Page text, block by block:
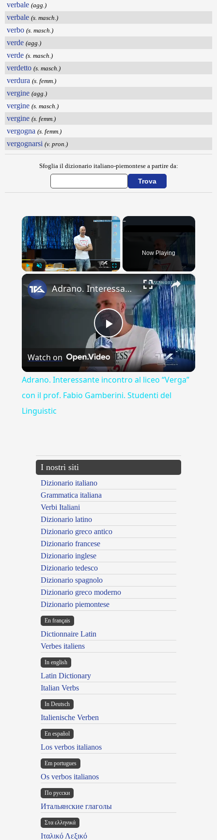
verbale (agg.)
verbale (s. masch.)
verbo (s. masch.)
verde (agg.)
verde (s. masch.)
verdetto (s. masch.)
verdura (s. femm.)
vergine (agg.)
vergine (s. masch.)
vergine (s. femm.)
vergogna (s. femm.)
vergognarsi (v. pron.)
Sfoglia il dizionario italiano-piemontese a partire da:
×
Now Playing
×
Play
Video
Adrano. Interessante incontro al liceo “Verga” con il prof. Fabio Gamberini. Studenti del Linguistic
Watch on
Adrano. Interessante incontro al liceo “Verga”
con il prof. Fabio Gamberini. Studenti del
Linguistic
I nostri siti
Dizionario italiano
Grammatica italiana
Verbi Italiani
Dizionario latino
Dizionario greco antico
Dizionario francese
Dizionario inglese
Dizionario tedesco
Dizionario spagnolo
Dizionario greco moderno
Dizionario piemontese
En français
Dictionnaire Latin
Verbes italiens
In english
Latin Dictionary
Italian Verbs
In Deutsch
Italienische Verben
En español
Los verbos italianos
Em portugues
Os verbos italianos
По русски
Итальянские глаголы
Στα ελληνικά
Ιταλικό Λεξικό